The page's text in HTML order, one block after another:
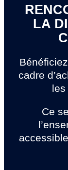
LA
cadre
les
Ce